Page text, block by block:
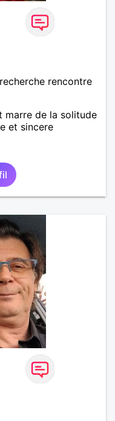
rencontre
marre de la solitude
et sincere